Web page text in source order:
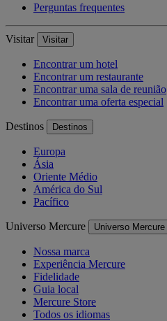
Perguntas frequentes
Visitar Visitar
Encontrar um hotel
Encontrar um restaurante
Encontrar uma sala de reunião
Encontrar uma oferta especial
Destinos Destinos
Europa
Ásia
Oriente Médio
América do Sul
Pacífico
Universo Mercure Universo Mercure
Nossa marca
Experiência Mercure
Fidelidade
Guia local
Mercure Store
Todos os idiomas